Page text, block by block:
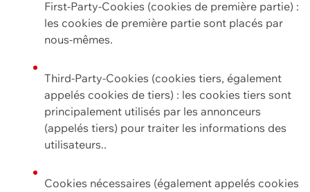
First-Party-Cookies (cookies de première partie) :
les cookies de première partie sont placés par
nous-mêmes.
Third-Party-Cookies (cookies tiers, également
appelés cookies de tiers) : les cookies tiers sont
principalement utilisés par les annonceurs
(appelés tiers) pour traiter les informations des
utilisateurs..
Cookies nécessaires (également appelés cookies